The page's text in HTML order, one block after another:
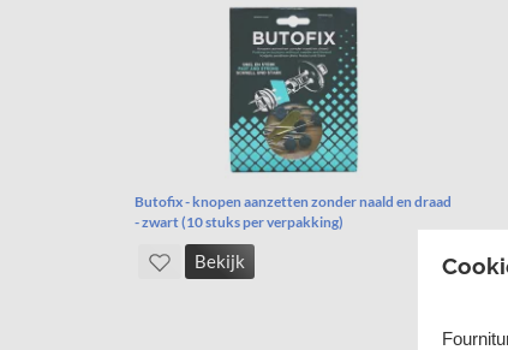
Butofix - knopen aanzetten zonder naald en draad
- zwart (10 stuks per verpakking)
Bekijk